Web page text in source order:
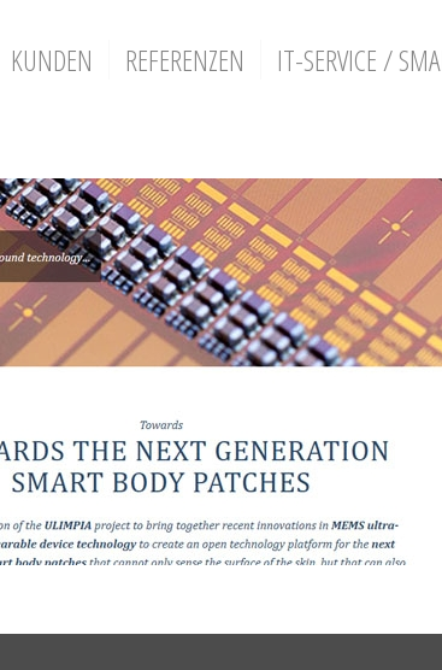
KUNDEN REFERENZEN IT-SERVICE /